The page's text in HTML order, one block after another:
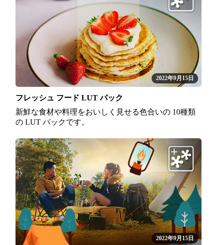
2022年9月15日
フレッシュ フード LUT パック
新鮮な食材や料理をおいしく見せる色合いの 10種類
の LUT パックです。
2022年9月15日